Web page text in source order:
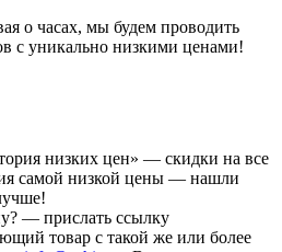
о часах, мы будем проводить
с уникально низкими ценами!
низких цен» — скидки на все
самой низкой цены — нашли
— прислать ссылку
товар с такой же или более